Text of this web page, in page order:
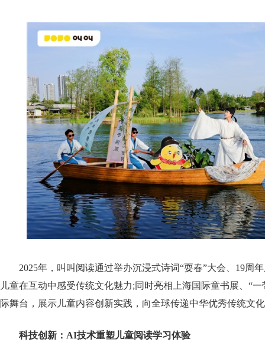
2025年，叫叫阅读通过举办沉浸式诗词“耍春”大会、19周
儿童在互动中感受传统文化魅力;同时亮相上海国际童书展、“
际舞台，展示儿童内容创新实践，向全球传递中华优秀传统文
科技创新：AI技术重塑儿童阅读学习体验